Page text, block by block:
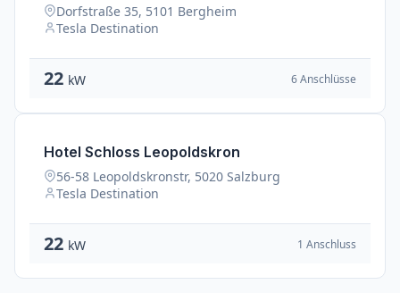
Dorfstraße 35, 5101 Bergheim
Tesla Destination
22 kW 6 Anschlüsse
Hotel Schloss Leopoldskron
56-58 Leopoldskronstr, 5020 Salzburg
Tesla Destination
22 kW 1 Anschluss